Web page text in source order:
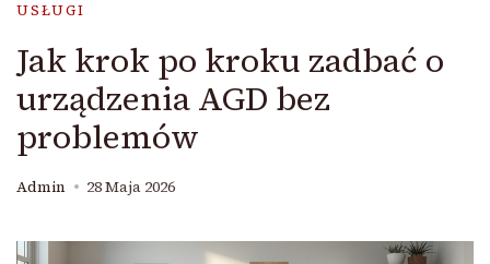
USŁUGI
Jak krok po kroku zadbać o
urządzenia AGD bez
problemów
Admin 28 Maja 2026